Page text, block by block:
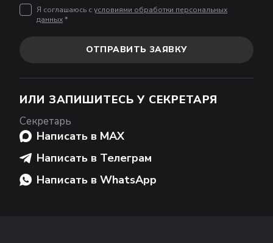
Я соглашаюсь сусловиями обработки персональных
данных*
ОТПРАВИТЬ ЗАЯВКУ
ИЛИ ЗАПИШИТЕСЬ У СЕКРЕТАРЯ
Секретарь
Написать в MAX
Написать в Телеграм
Написать в WhatsApp